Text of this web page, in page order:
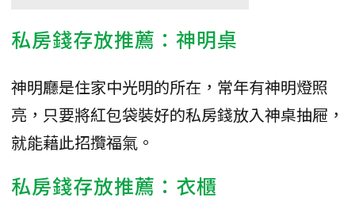
私房錢存放推薦：神明桌
神明廳是住家中光明的所在，常年有神明燈照
亮，只要將紅包袋裝好的私房錢放入神桌抽屜，
就能藉此招攬福氣。
私房錢存放推薦：衣櫃